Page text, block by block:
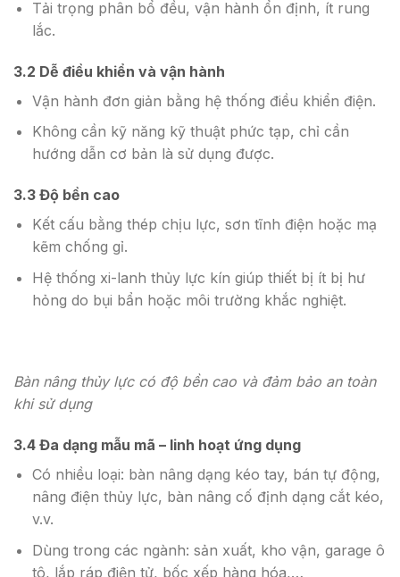
Tải trọng phân bổ đều, vận hành ổn định, ít rung
lắc.
3.2 Dễ điều khiển và vận hành
Vận hành đơn giản bằng hệ thống điều khiển điện.
Không cần kỹ năng kỹ thuật phức tạp, chỉ cần
hướng dẫn cơ bản là sử dụng được.
3.3 Độ bền cao
Kết cấu bằng thép chịu lực, sơn tĩnh điện hoặc mạ
kẽm chống gỉ.
Hệ thống xi-lanh thủy lực kín giúp thiết bị ít bị hư
hỏng do bụi bẩn hoặc môi trường khắc nghiệt.
Bàn nâng thủy lực có độ bền cao và đảm bảo an toàn
khi sử dụng
3.4 Đa dạng mẫu mã – linh hoạt ứng dụng
Có nhiều loại: bàn nâng dạng kéo tay, bán tự động,
nâng điện thủy lực, bàn nâng cố định dạng cắt kéo,
v.v.
Dùng trong các ngành: sản xuất, kho vận, garage ô
tô, lắp ráp điện tử, bốc xếp hàng hóa,…